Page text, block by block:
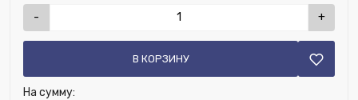
- +
В КОРЗИНУ
На сумму: